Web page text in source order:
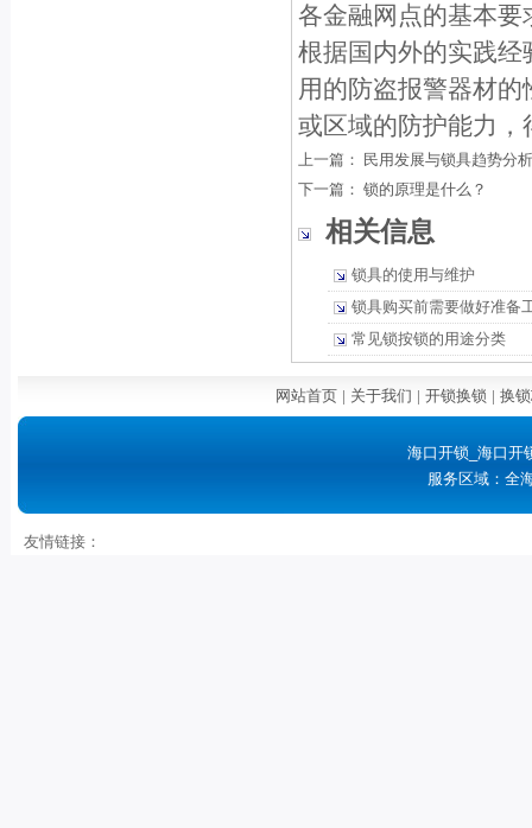
各金融网点的基本要
根据国内外的实践
用的防盗报警器材
或区域的防护能力
上一篇：
民用发展与锁具趋势分析
下一篇： 锁的原理是什么？
相关信息
锁具的使用与维护
锁具购买前需要做好准备
常见锁按锁的用途分类
网站首页 | 关于我们 | 开锁换锁 | 换
海口开锁_海口开
服务区域：全
友情链接：